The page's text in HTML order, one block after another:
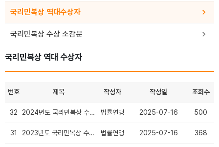
국리민복상 역대수상자
국리민복상 수상 소감문
국리민복상 역대 수상자
번호 제목 작성자 작성일 조회수
32 2024년도 국리민복상 수상의원 법률연맹 2025-07-16 500
31 2023년도 국리민복상 수상의원 법률연맹 2025-07-16 368